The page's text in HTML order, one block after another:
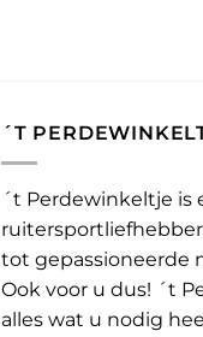
´T
´t Perdewinkeltje is
tot gepassioneerde
Ook voor u dus! ´t
alles wat u nodig